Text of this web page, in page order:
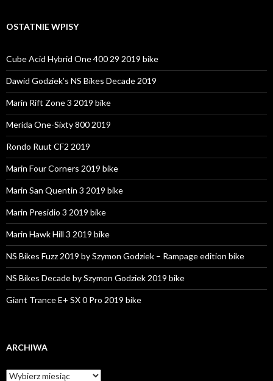
OSTATNIE WPISY
Cube Acid Hybrid One 400 29 2019 bike
Dawid Godziek’s NS Bikes Decade 2019
Marin Rift Zone 3 2019 bike
Merida One-Sixty 800 2019
Rondo Ruut CF2 2019
Marin Four Corners 2019 bike
Marin San Quentin 3 2019 bike
Marin Presidio 3 2019 bike
Marin Hawk Hill 3 2019 bike
NS Bikes Fuzz 2019 by Szymon Godziek – Rampage edition bike
NS Bikes Decade by Szymon Godziek 2019 bike
Giant Trance E+ SX 0 Pro 2019 bike
ARCHIWA
A